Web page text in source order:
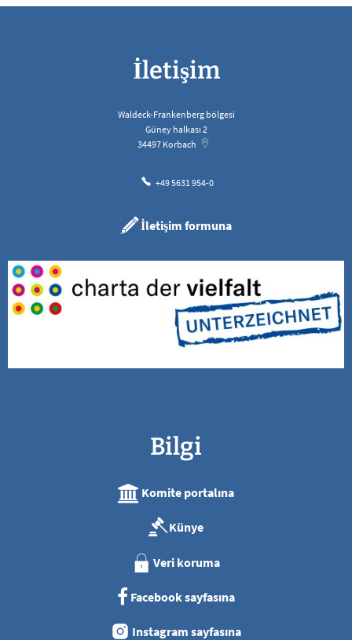
İletişim
Waldeck-Frankenberg bölgesi
Güney halkası 2
34497 Korbach
+49 5631 954-0
İletişim formuna
Bilgi
Komite portalına
Künye
Veri koruma
Facebook sayfasına
Instagram sayfasına